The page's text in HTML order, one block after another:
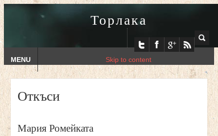
Торлака
MENU Skip to content
Откъси
Мария Ромейката